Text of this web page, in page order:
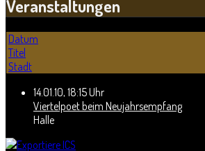
Veranstaltungen
Datum
Titel
Stadt
14.01.10, 18:15 Uhr
Viertelpoet beim Neujahrsempfang
Halle